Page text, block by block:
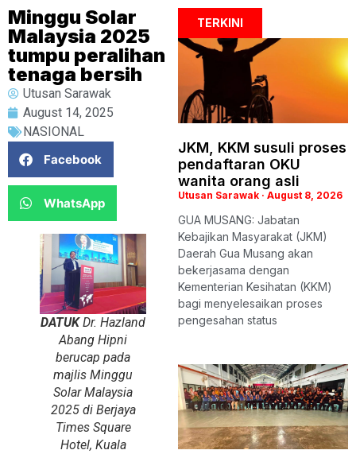
Minggu Solar
Malaysia 2025
tumpu peralihan
tenaga bersih
Utusan Sarawak
August 14, 2025
NASIONAL
Facebook
WhatsApp
DATUKDr. Hazland
Abang Hipni
berucap pada
majlis Minggu
Solar Malaysia
2025 di Berjaya
Times Square
Hotel, Kuala
TERKINI
JKM, KKM susuli proses
pendaftaran OKU
wanita orang asli
Utusan Sarawak August 8, 2026
GUA MUSANG: Jabatan
Kebajikan Masyarakat (JKM)
Daerah Gua Musang akan
bekerjasama dengan
Kementerian Kesihatan (KKM)
bagi menyelesaikan proses
pengesahan status